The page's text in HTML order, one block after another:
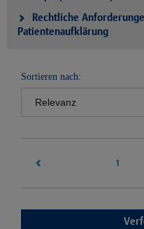
Rechtliche
Patientenaufklärung
Sortieren nach:
1